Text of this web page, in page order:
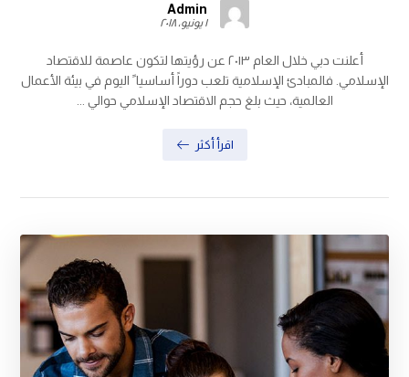
Admin
١ يونيو، ٢٠١٨
أعلنت دبي خلال العام ٢٠١٣ عن رؤيتها لتكون عاصمة للاقتصاد
الإسلامي. فالمبادئ الإسلامية تلعب دوراً أساسيا ً اليوم في بيئة الأعمال
العالمية، حيث بلغ حجم الاقتصاد الإسلامي حوالي ...
اقرأ أكثر